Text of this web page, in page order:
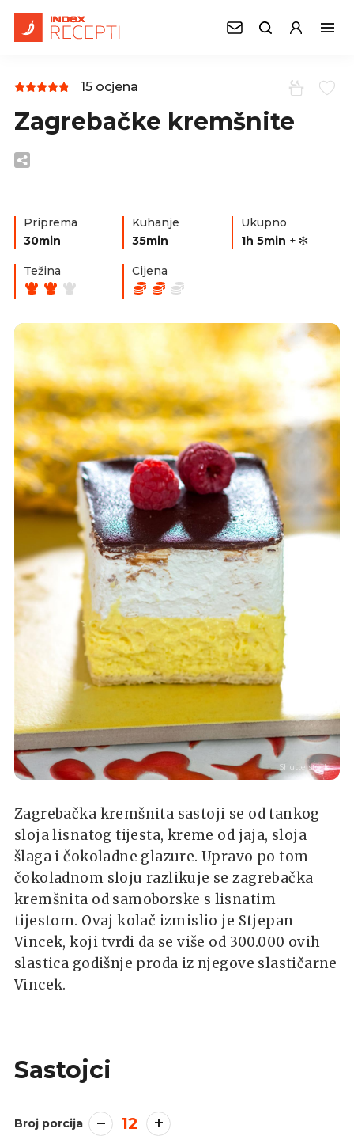
15 ocjena
Zagrebačke kremšnite
Priprema
30min
Kuhanje
35min
Ukupno
1h 5min +
Težina Cijena
Shutterstock
Zagrebačka kremšnita sastoji se od tankog
sloja lisnatog tijesta, kreme od jaja, sloja
šlaga i čokoladne glazure. Upravo po tom
čokoladnom sloju razlikuje se zagrebačka
kremšnita od samoborske s lisnatim
tijestom. Ovaj kolač izmislio je Stjepan
Vincek, koji tvrdi da se više od 300.000 ovih
slastica godišnje proda iz njegove slastičarne
Vincek.
Sastojci
Broj porcija 12